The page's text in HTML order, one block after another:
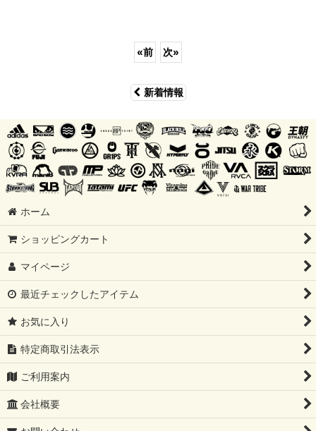
«前 次»
新着情報
ホーム
ショッピングカート
マイページ
最近チェックしたアイテム
お気に入り
特定商取引法表示
ご利用案内
会社概要